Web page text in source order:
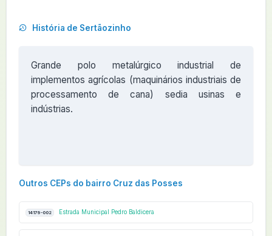
História de Sertãozinho
Grande polo metalúrgico industrial de
implementos agrícolas (maquinários industriais de
processamento de cana) sedia usinas e
indústrias.
Outros CEPs do bairro Cruz das Posses
14179-002 Estrada Municipal Pedro Baldicera